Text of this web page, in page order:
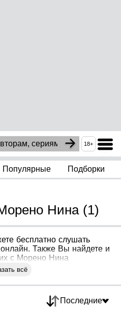
18+
Популярные Подборки
Нина (1)
бесплатно слушать
Также Вы найдете и
с Морено Нина
всё
Последние